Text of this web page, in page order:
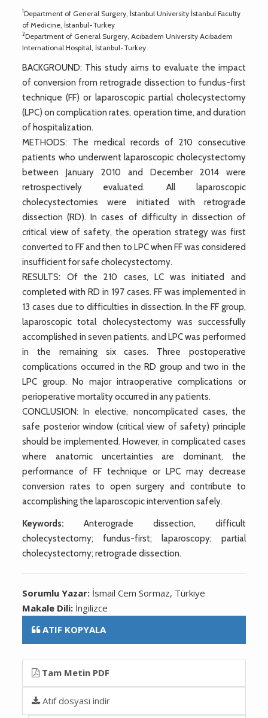
1Department of General Surgery, İstanbul University İstanbul Faculty
of Medicine, İstanbul-Turkey
2Department of General Surgery, Acıbadem University Acıbadem
International Hospital, İstanbul-Turkey
BACKGROUND: This study aims to evaluate the impact
of conversion from retrograde dissection to fundus-first
technique (FF) or laparoscopic partial cholecystectomy
(LPC) on complication rates, operation time, and duration
of hospitalization.
METHODS: The medical records of 210 consecutive
patients who underwent laparoscopic cholecystectomy
between January 2010 and December 2014 were
retrospectively evaluated. All laparoscopic
cholecystectomies were initiated with retrograde
dissection (RD). In cases of difficulty in dissection of
critical view of safety, the operation strategy was first
converted to FF and then to LPC when FF was considered
insufficient for safe cholecystectomy.
RESULTS: Of the 210 cases, LC was initiated and
completed with RD in 197 cases. FF was implemented in
13 cases due to difficulties in dissection. In the FF group,
laparoscopic total cholecystectomy was successfully
accomplished in seven patients, and LPC was performed
in the remaining six cases. Three postoperative
complications occurred in the RD group and two in the
LPC group. No major intraoperative complications or
perioperative mortality occurred in any patients.
CONCLUSION: In elective, noncomplicated cases, the
safe posterior window (critical view of safety) principle
should be implemented. However, in complicated cases
where anatomic uncertainties are dominant, the
performance of FF technique or LPC may decrease
conversion rates to open surgery and contribute to
accomplishing the laparoscopic intervention safely.
Keywords: Anterograde dissection, difficult
cholecystectomy; fundus-first; laparoscopy; partial
cholecystectomy; retrograde dissection.
Sorumlu Yazar: İsmail Cem Sormaz, Türkiye
Makale Dili: İngilizce
ATIF KOPYALA
Tam Metin PDF
Atıf dosyası indir